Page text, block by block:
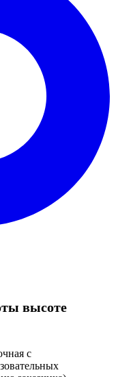
высоте
с